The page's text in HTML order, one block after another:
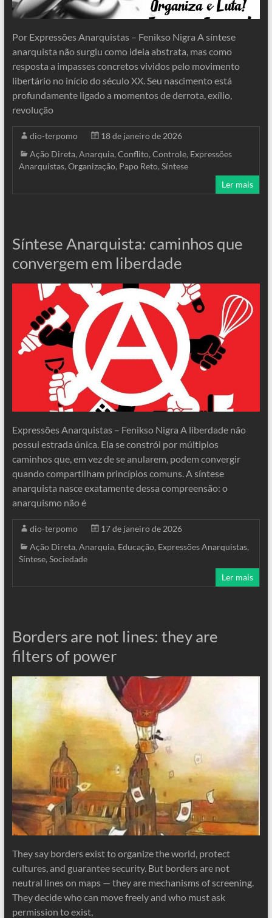
Por Expressões Anarquistas – Fenikso Nigra A síntese
anarquista não surgiu como ideia abstrata, mas como
resposta a impasses concretos vividos pelo movimento
libertário no início do século XX. Seu nascimento está
profundamente ligado a momentos de derrota, exílio,
revolução
dio-terpomo
18 de janeiro de 2026
Ação Direta,Anarquia,Conflito,Controle, Expressões
Anarquistas,Organização, Papo Reto,Síntese
Ler mais
Síntese Anarquista: caminhos que
convergem em liberdade
Expressões Anarquistas – Fenikso Nigra A liberdade não
possui estrada única. Ela se constrói por múltiplos
caminhos que, em vez de se anularem, podem convergir
quando compartilham princípios comuns. A síntese
anarquista nasce exatamente dessa compreensão: o
anarquismo não é
dio-terpomo
17 de janeiro de 2026
Ação Direta, Anarquia, Educação, Expressões Anarquistas,
Síntese, Sociedade
Ler mais
Borders are not lines: they are
filters of power
They say borders exist to organize the world, protect
cultures, and guarantee security. But borders are not
neutral lines on maps — they are mechanisms of screening.
They decide who can move freely and who must ask
permission to exist,